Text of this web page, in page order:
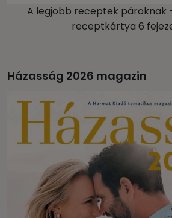
A legjobb receptek pároknak
receptkártya 6
Házasság 2026 magazin